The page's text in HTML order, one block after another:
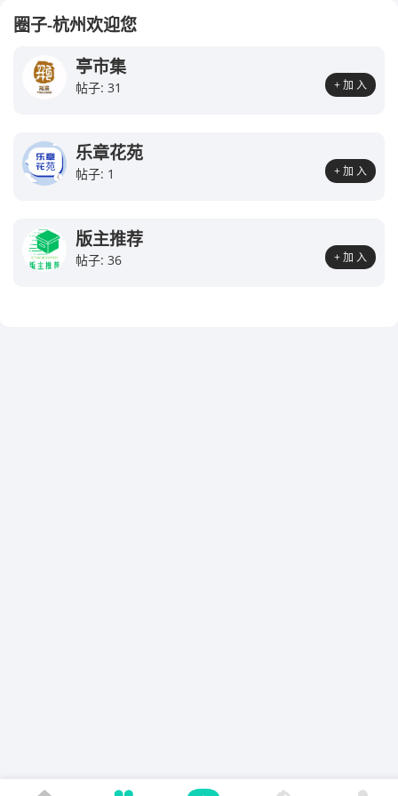
圈子-杭州欢迎您
亭市集
帖子: 31 + 加 入
乐章花苑
帖子: 1 + 加 入
版主推荐
帖子: 36 + 加 入